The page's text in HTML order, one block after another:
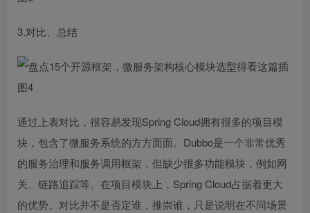
3.对比、总结
通过上表对比，很容易发现Spring Cloud拥有很多的项目模
块，包含了微服务系统的方方面面。Dubbo是一个非常优秀
的服务治理和服务调用框架，但缺少很多功能模块，例如网
关、链路追踪等。在项目模块上，Spring Cloud占据着更大
的优势。对比并不是否定谁，推崇谁，只是说明在不同场景